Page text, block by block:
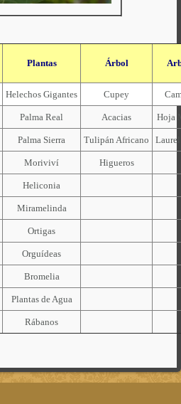
Plantas Árbol
Helechos Gigantes Cupey
Palma Real Acacias Hoja
Palma Sierra Tulipán Africano
Moriviví Higueros
Heliconia
Miramelinda
Ortigas
Orguídeas
Bromelia
Plantas de Agua
Rábanos